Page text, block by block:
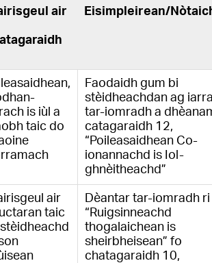
air
Eisimpleirean/
is iùl a
taic do
Faodaidh gum bi
stèidheachdan ag
tar-iomradh a
catagaraidh 12,
“Poileasaidhean Co-
ionannachd is Iol-
ghnèitheachd”
air
taic
Dèantar tar-iomradh ri
“Ruigsinneachd
thogalaichean is
sheirbheisean” fo
chatagaraidh 10,